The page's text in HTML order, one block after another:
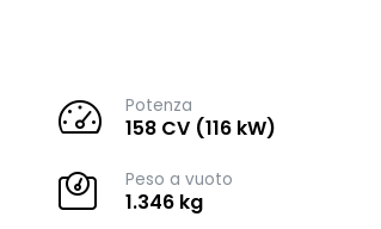
Potenza
158 CV (116 kW)
Peso a vuoto
1.346 kg